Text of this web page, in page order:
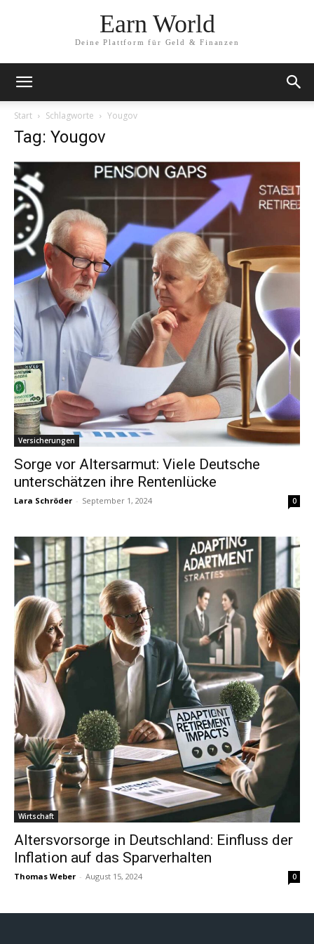
Earn World
Deine Plattform für Geld & Finanzen
Start Schlagworte Yougov
Tag: Yougov
Versicherungen
Sorge vor Altersarmut: Viele Deutsche
unterschätzen ihre Rentenlücke
Lara Schröder - September 1, 2024 0
Wirtschaft
Altersvorsorge in Deutschland: Einfluss der
Inflation auf das Sparverhalten
Thomas Weber - August 15, 2024 0